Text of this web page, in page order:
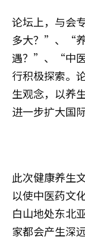
论坛上，与会
多大？”、“养
遇？”、“中
行积极探索。
生观念，以养
进一步扩大国
此次健康养生
以使中医药文
白山地处东北
家都会产生深